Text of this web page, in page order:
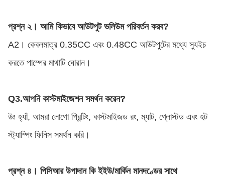
প্রশ্ন ২। আমি কিভাবে আউটপুট ভলিউম পরিবর্তন করব?
A2। কেবলমাত্র 0.35CC এবং 0.48CC আউটপুটের মধ্যে স্যুইচ
করতে পাম্পের মাথাটি ঘোরান।
Q3.আপনি কাস্টমাইজেশন সমর্থন করেন?
উঃ হ্যাঁ, আমরা লোগো প্রিন্টিং, কাস্টমাইজড রং, ম্যাট, গ্লোস্টড এবং হট
স্ট্যাম্পিং ফিনিস সমর্থন করি।
প্রশ্ন ৪। পিসিআর উপাদান কি ইইউ/মার্কিন মানদণ্ডের সাথে